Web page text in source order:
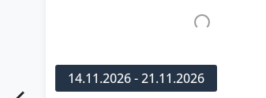
12.12.2026 - 19.12.2026